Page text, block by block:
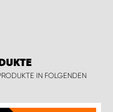
IN FOLGENDEN